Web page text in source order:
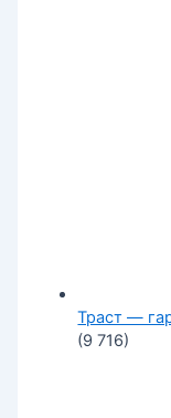
Траст —
(9 716)